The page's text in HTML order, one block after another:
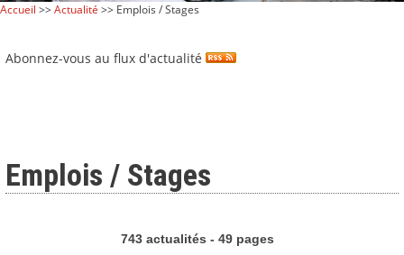
Accueil >>Actualité >> Emplois / Stages
Abonnez-vous au flux d'actualité
Emplois / Stages
743 actualités - 49 pages